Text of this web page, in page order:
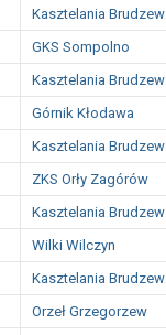
Kasztelania Brudzew
GKS Sompolno
Kasztelania Brudzew
Górnik Kłodawa
Kasztelania Brudzew
ZKS Orły Zagórów
Kasztelania Brudzew
Wilki Wilczyn
Kasztelania Brudzew
Orzeł Grzegorzew